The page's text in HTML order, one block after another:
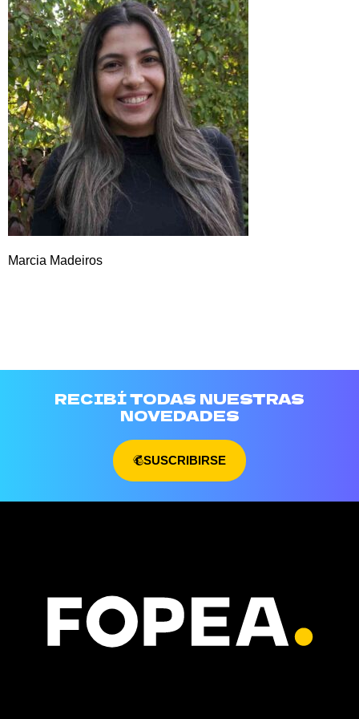
Marcia Madeiros
RECIBÍ TODAS NUESTRAS
NOVEDADES
SUSCRIBIRSE